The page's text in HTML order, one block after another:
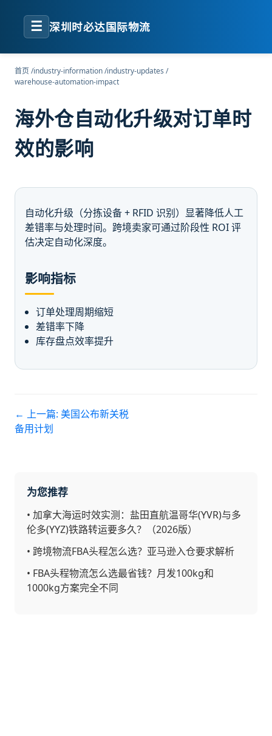
☰ 深圳时必达国际物流
首页/industry-information/industry-updates /
warehouse-automation-impact
海外仓自动化升级对订单时
效的影响
自动化升级（分拣设备 + RFID 识别）显著降低人工
差错率与处理时间。跨境卖家可通过阶段性 ROI 评
估决定自动化深度。
影响指标
订单处理周期缩短
差错率下降
库存盘点效率提升
← 上一篇: 美国公布新关税
备用计划
为您推荐
• 加拿大海运时效实测：盐田直航温哥华(YVR)与多
伦多(YYZ)铁路转运要多久？（2026版）
• 跨境物流FBA头程怎么选？亚马逊入仓要求解析
• FBA头程物流怎么选最省钱？月发100kg和
1000kg方案完全不同